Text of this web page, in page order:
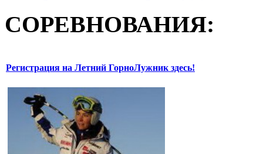
СОРЕВНОВАНИЯ:
Регистрация на Летний ГорноЛужник здесь!